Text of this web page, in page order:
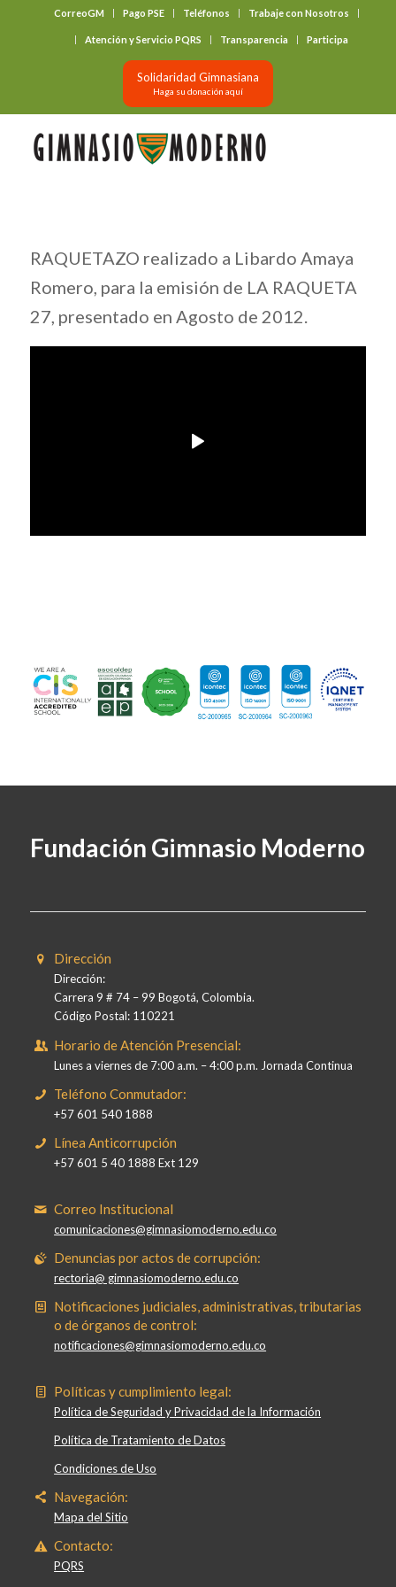
CorreoGM Pago PSE Teléfonos Trabaje con Nosotros
Atención y Servicio PQRS Transparencia Participa
Solidaridad Gimnasiana
Haga su donación aquí
RAQUETAZO realizado a Libardo Amaya
Romero, para la emisión de LA RAQUETA
27, presentado en Agosto de 2012.
Fundación Gimnasio Moderno
Dirección
Dirección:
Carrera 9 # 74 – 99 Bogotá, Colombia.
Código Postal: 110221
Horario de Atención Presencial:
Lunes a viernes de 7:00 a.m. – 4:00 p.m. Jornada Continua
Teléfono Conmutador:
+57 601 540 1888
Línea Anticorrupción
+57 601 5 40 1888 Ext 129
Correo Institucional
comunicaciones@gimnasiomoderno.edu.co
Denuncias por actos de corrupción:
rectoria@ gimnasiomoderno.edu.co
Notificaciones judiciales, administrativas, tributarias
o de órganos de control:
notificaciones@gimnasiomoderno.edu.co
Políticas y cumplimiento legal:
Política de Seguridad y Privacidad de la Información
Política de Tratamiento de Datos
Condiciones de Uso
Navegación:
Mapa del Sitio
Contacto:
PQRS